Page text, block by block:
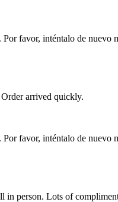
favor, inténtalo de nuevo
arrived quickly.
favor, inténtalo de nuevo
in person. Lots of